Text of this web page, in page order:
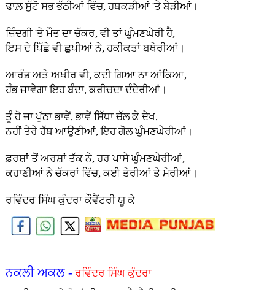
ਢਾਲ਼ ਸੁੱਟੋ ਸਭ ਭੱਠੀਆਂ ਵਿੱਚ, ਹਥਕੜੀਆਂ 'ਤੇ ਬੇੜੀਆਂ।
ਜ਼ਿੰਦਗੀ 'ਤੇ ਮੌਤ ਦਾ ਚੱਕਰ, ਵੀ ਤਾਂ ਘੁੰਮਣਘੇਰੀ ਹੈ,
ਇਸ ਦੇ ਪਿੱਛੇ ਵੀ ਛੁਪੀਆਂ ਨੇ, ਹਕੀਕਤਾਂ ਬਥੇਰੀਆਂ।
ਆਰੰਭ ਅਤੇ ਅਖੀਰ ਵੀ, ਕਦੀ ਗਿਆ ਨਾ ਆਂਕਿਆ,
ਹੰਭ ਜਾਵੇਗਾ ਇਹ ਬੰਦਾ, ਕਰੀਚਦਾ ਦੰਦੇਰੀਆਂ।
ਤੂੰ ਹੋ ਜਾ ਪੁੱਠਾ ਭਾਵੇਂ, ਭਾਵੇਂ ਸਿੱਧਾ ਚੱਲ ਕੇ ਦੇਖ,
ਨਹੀਂ ਤੇਰੇ ਹੱਥ ਆਉਣੀਆਂ, ਇਹ ਗੋਲ ਘੁੰਮਣਘੇਰੀਆਂ।
ਫ਼ਰਸ਼ਾਂ ਤੋਂ ਅਰਸ਼ਾਂ ਤੱਕ ਨੇ, ਹਰ ਪਾਸੇ ਘੁੰਮਣਘੇਰੀਆਂ,
ਕਹਾਣੀਆਂ ਨੇ ਚੱਕਰਾਂ ਵਿੱਚ, ਕਈ ਤੇਰੀਆਂ ਤੇ ਮੇਰੀਆਂ।
ਰਵਿੰਦਰ ਸਿੰਘ ਕੁੰਦਰਾ ਕੌਵੈਂਟਰੀ ਯੂ ਕੇ
ਨਕਲੀ ਅਕਲ - ਰਵਿੰਦਰ ਸਿੰਘ ਕੁੰਦਰਾ